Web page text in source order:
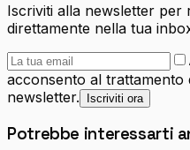
Iscriviti alla newsletter per
direttamente nella tua
acconsento al trattamento
newsletter.
Iscriviti ora
Potrebbe interessarti